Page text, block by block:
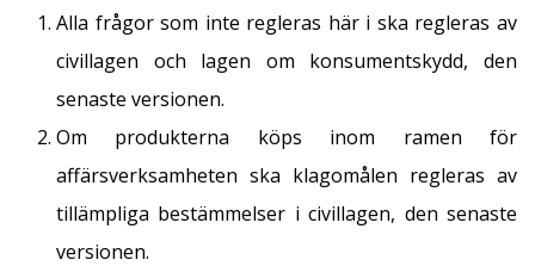
Alla frågor som inte regleras här i ska regleras av
civillagen och lagen om konsumentskydd, den
senaste versionen.
Om produkterna köps inom ramen för
affärsverksamheten ska klagomålen regleras av
tillämpliga bestämmelser i civillagen, den senaste
versionen.